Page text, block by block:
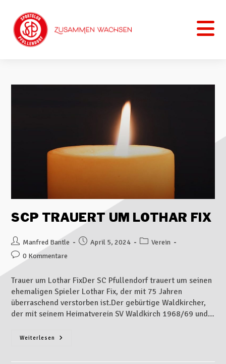
SCP TRAUERT UM LOTHAR FIX
Manfred Bantle April 5, 2024
Verein
0 Kommentare
Trauer um Lothar FixDer SC Pfullendorf trauert um seinen
ehemaligen Spieler Lothar Fix, der mit 75 Jahren
überraschend verstorben ist.Der gebürtige Waldkircher,
der mit seinem Heimatverein SV Waldkirch 1968/69 und…
Weiterlesen